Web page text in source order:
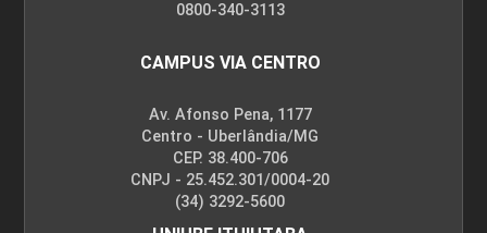
10h
Drenagem Linfática após Cirurgia
0800-340-3113
CAMPUS VIA CENTRO
Av. Afonso Pena, 1177
Centro - Uberlândia/MG
CEP. 38.400-706
CNPJ - 25.452.301/0004-20
(34) 3292-5600